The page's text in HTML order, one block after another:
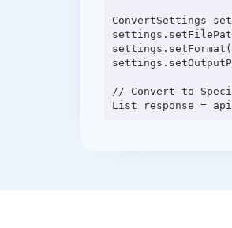
ConvertSettings
// Convert to